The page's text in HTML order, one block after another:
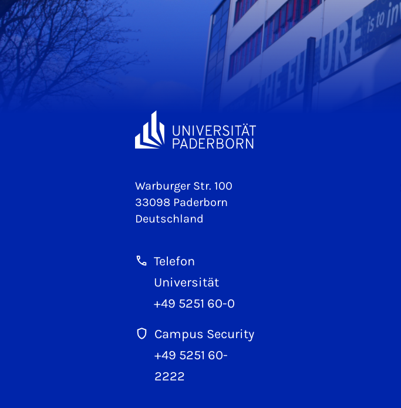
Warburger Str. 100
33098 Paderborn
Deutschland
Telefon
Universität
+49 5251 60-0
Campus Security
+49 5251 60-
2222